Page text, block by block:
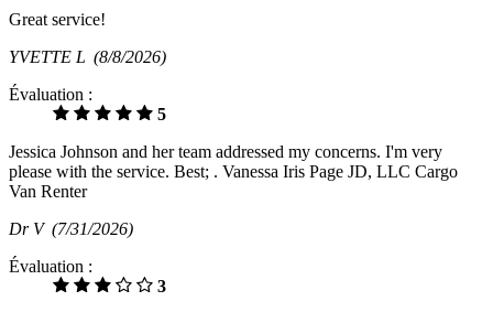
Great service!
YVETTE L (8/8/2026)
Évaluation :
5
Jessica Johnson and her team addressed my concerns. I'm very
please with the service. Best; . Vanessa Iris Page JD, LLC Cargo
Van Renter
Dr V (7/31/2026)
Évaluation :
3